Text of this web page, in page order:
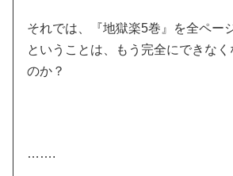
それでは、『地獄楽5巻』を全ペー
ということは、もう完全にできな
のか？
…….